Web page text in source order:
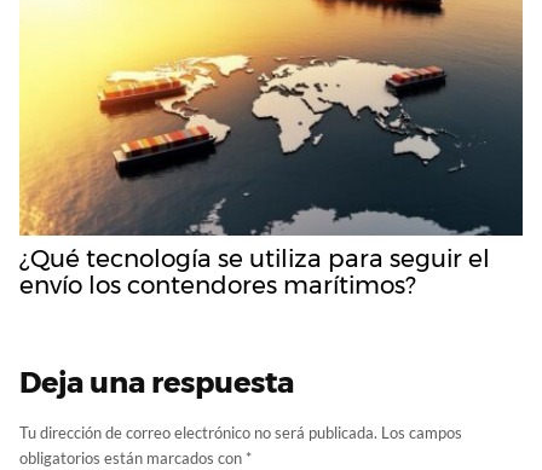
¿Qué tecnología se utiliza para seguir el
envío los contendores marítimos?
Deja una respuesta
Tu dirección de correo electrónico no será publicada. Los campos
obligatorios están marcados con *